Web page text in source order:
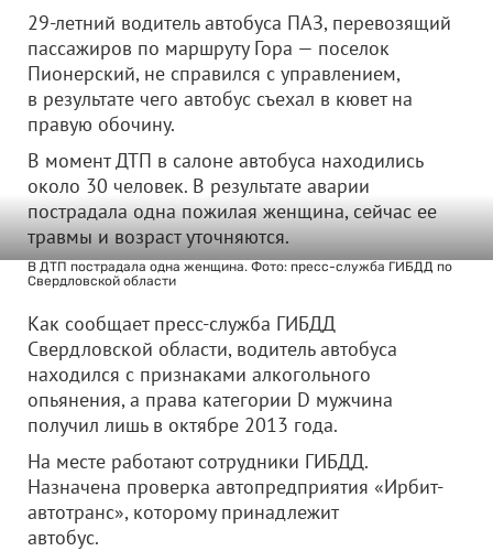
29-летний водитель автобуса ПАЗ, перевозящий
пассажиров по маршруту Гора — поселок
Пионерский, не справился с управлением,
в результате чего автобус съехал в кювет на
правую обочину.
В момент ДТП в салоне автобуса находились
около 30 человек. В результате аварии
пострадала одна пожилая женщина, сейчас ее
травмы и возраст уточняются.
В ДТП пострадала одна женщина. Фото: пресс-служба ГИБДД по
Свердловской области
Как сообщает пресс-служба ГИБДД
Свердловской области, водитель автобуса
находился с признаками алкогольного
опьянения, а права категории D мужчина
получил лишь в октябре 2013 года.
На месте работают сотрудники ГИБДД.
Назначена проверка автопредприятия «Ирбит-
автотранс», которому принадлежит
автобус.